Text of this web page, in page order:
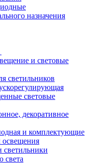
назначения
и световые
светильников
световые
декоративное
и комплектующие
света